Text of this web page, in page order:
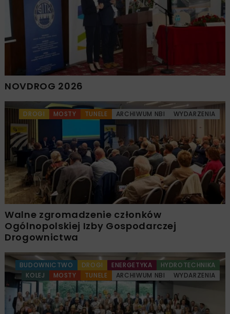
NOVDROG 2026
DROGI MOSTY TUNELE ARCHIWUM NBI WYDARZENIA
Walne zgromadzenie członków
Ogólnopolskiej Izby Gospodarczej
Drogownictwa
BUDOWNICTWO DROGI ENERGETYKA
HYDROTECHNIKA
KOLEJ
MOSTY TUNELE ARCHIWUM NBI WYDARZENIA